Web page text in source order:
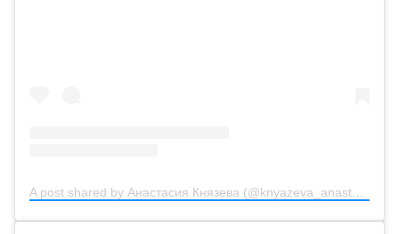
A post shared by Анастасия Князева (@knyazeva_anastasiya_official)